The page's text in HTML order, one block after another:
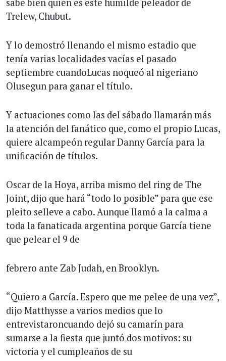
sabe bien quién es este humilde peleador de
Trelew, Chubut.
Y lo demostró llenando el mismo estadio que
tenía varias localidades vacías el pasado
septiembre cuandoLucas noqueó al nigeriano
Olusegun para ganar el título.
Y actuaciones como las del sábado llamarán más
la atención del fanático que, como el propio Lucas,
quiere alcampeón regular Danny García para la
unificación de títulos.
Oscar de la Hoya, arriba mismo del ring de The
Joint, dijo que hará “todo lo posible” para que ese
pleito selleve a cabo. Aunque llamó a la calma a
toda la fanaticada argentina porque García tiene
que pelear el 9 de
febrero ante Zab Judah, en Brooklyn.
“Quiero a García. Espero que me pelee de una vez”,
dijo Matthysse a varios medios que lo
entrevistaroncuando dejó su camarín para
sumarse a la fiesta que juntó dos motivos: su
victoria y el cumpleaños de su